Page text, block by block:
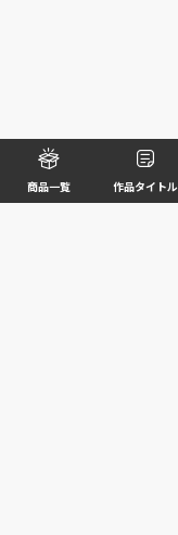
商品一覧 作品タイトル